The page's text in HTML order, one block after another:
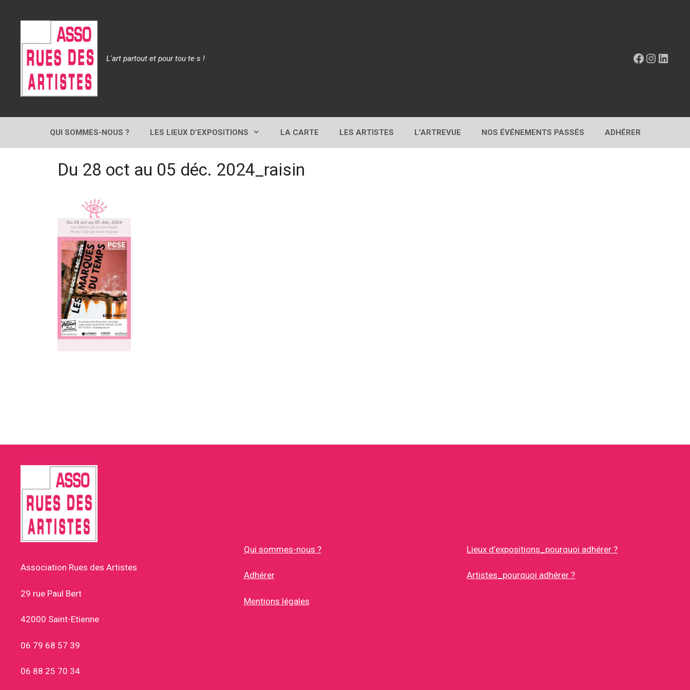
L'art partout et pour tou·te·s ! Facebook
QUI SOMMES-NOUS ? LES LIEUX D’EXPOSITIONS LA CARTE LES ARTISTES L’ARTREVUE NOS ÉVÉNEMENTS PASSÉS ADHÉRER
Du 28 oct au 05 déc. 2024_raisin
Association Rues des Artistes
29 rue Paul Bert
42000 Saint-Etienne
06 79 68 57 39
06 88 25 70 34
Qui sommes-nous ?
Adhérer
Mentions légales
Lieux d’expositions_pourquoi adhérer ?
Artistes_pourquoi adhérer ?